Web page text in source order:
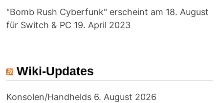
"Bomb Rush Cyberfunk" erscheint am 18. August
für Switch & PC 19. April 2023
Wiki-Updates
Konsolen/Handhelds 6. August 2026